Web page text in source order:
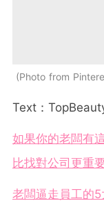
Photo from
Text：
如果你的老闆有
比找對公司更重
老闆逼走員工的